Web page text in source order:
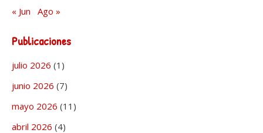
« Jun Ago »
Publicaciones
julio 2026 (1)
junio 2026 (7)
mayo 2026 (11)
abril 2026 (4)